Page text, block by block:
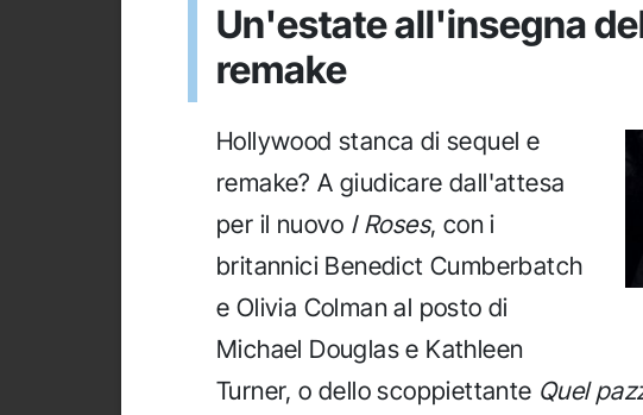
Un'estate all'insegna
remake
Hollywood stanca di sequel e
remake? A giudicare dall'attesa
per il nuovo I Roses, con i
britannici Benedict Cumberbatch
e Olivia Colman al posto di
Michael Douglas e Kathleen
Turner, o dello scoppiettante Quel